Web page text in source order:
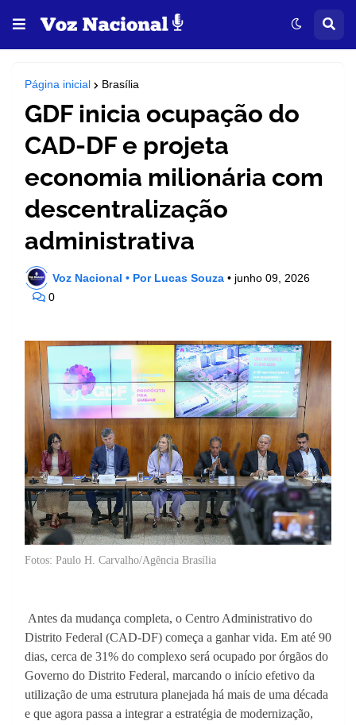
Página inicial Brasília
GDF inicia ocupação do
CAD-DF e projeta
economia milionária com
descentralização
administrativa
Voz Nacional • Por Lucas Souza • junho 09, 2026
0
Fotos: Paulo H. Carvalho/Agência Brasília
Antes da mudança completa, o Centro Administrativo do
Distrito Federal (CAD-DF) começa a ganhar vida. Em até 90
dias, cerca de 31% do complexo será ocupado por órgãos do
Governo do Distrito Federal, marcando o início efetivo da
utilização de uma estrutura planejada há mais de uma década
e que agora passa a integrar a estratégia de modernização,